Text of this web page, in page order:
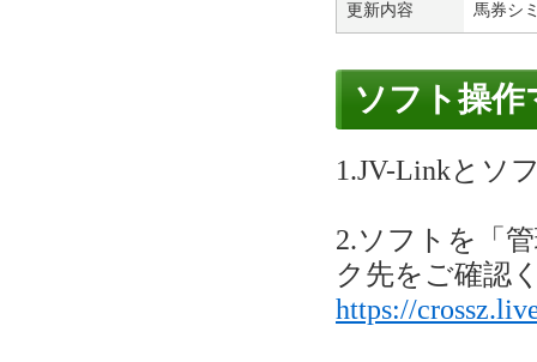
更新内容 馬券シ
ソフト操
1.JV-Linkとソ
2.ソフトを「
ク先をご確認
https://